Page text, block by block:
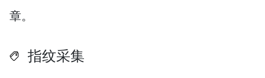
章。
指纹采集